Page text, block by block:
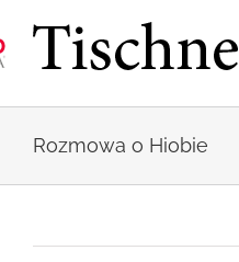
zawartości
Rozmowa o Hiobie